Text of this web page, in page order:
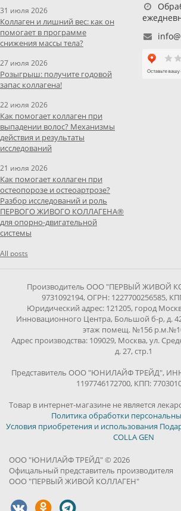
31 июля 2026
Коллаген и лишний вес: как он
помогает в программе
снижения массы тела?
27 июля 2026
Розыгрыш: получите годовой
запас коллагена!
22 июля 2026
Как помогает коллаген при
выпадении волос? Механизмы
действия и результаты
исследований
21 июля 2026
Как помогает коллаген при
остеопорозе и остеоартрозе?
Разбор исследований и роль
ПЕРВОГО ЖИВОГО КОЛЛАГЕНА®
для опорно-двигательной
системы
All posts
Производитель ООО "ПЕРВЫЙ ЖИВОЙ
9731092194, ОГРН: 1227700256585,
Юридический адрес: 121205, город
Инновационного Центра, Большой б-р, д.
этаж помещ. №156
Адрес производства: 109029, Москва, ул.
д. 27, стр.1
Представитель ООО "ЮНИЛАЙФ ТРЕЙД",
1197746172700, КПП:
Товар в интернет-магазине не является
Политика обработки
Условия приобретения и использования
COLLA GEN
ООО "ЮНИЛАЙФ ТРЕЙД" © 2026
Офицальный представитель производителя
ООО "ПЕРВЫЙ ЖИВОЙ КОЛЛАГЕН"